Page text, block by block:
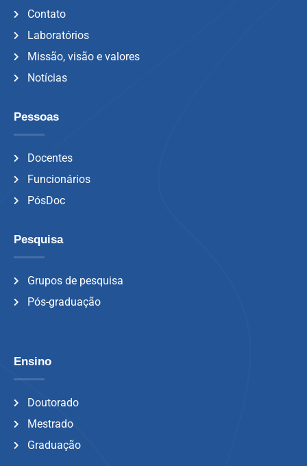
Contato
Laboratórios
Missão, visão e valores
Notícias
Pessoas
Docentes
Funcionários
PósDoc
Pesquisa
Grupos de pesquisa
Pós-graduação
Ensino
Doutorado
Mestrado
Graduação